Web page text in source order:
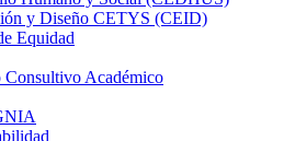
y Diseño CETYS (CEID)
Equidad
Consultivo Académico